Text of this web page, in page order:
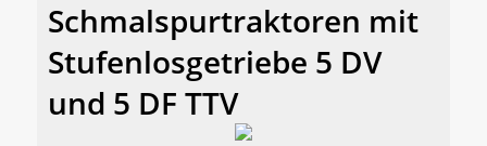
Schmalspurtraktoren mit
Stufenlosgetriebe 5 DV
und 5 DF TTV